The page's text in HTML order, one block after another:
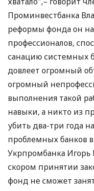
Проминвестбанка
реформы фонда он
профессионалов,
санацию системных
довлеет огромный
огромный
выполнения такой
навыки, а никто из
убить два-три года
проблемных банков
Укрпромбанка Игорь
скором принятии
фонд не сможет